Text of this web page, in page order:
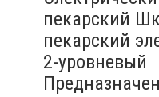
пекарский
пекарский
2-уровневый